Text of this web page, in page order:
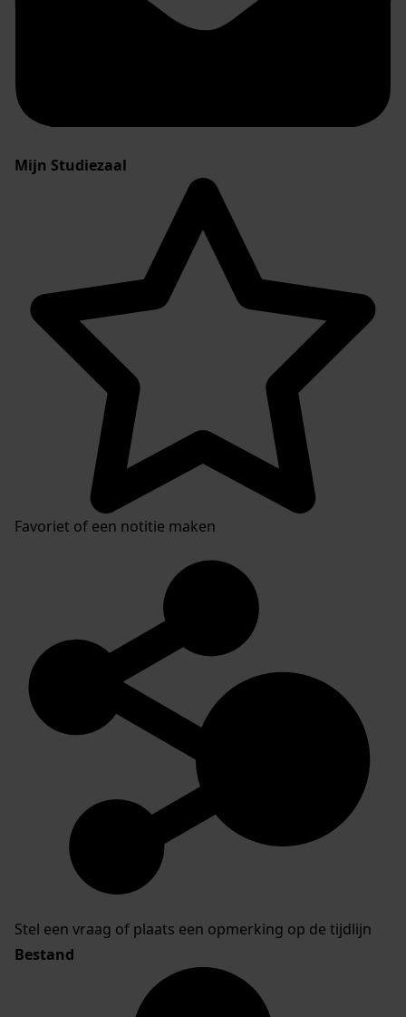
Mijn Studiezaal
Favoriet of een notitie maken
Stel een vraag of plaats een opmerking op de tijdlijn
Bestand